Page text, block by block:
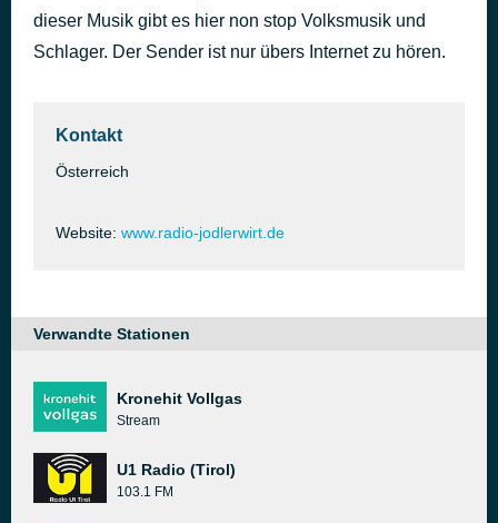
Fahr' mit mir nach Venedig
Captain Freddy
in 4 711 Sekunden
Wir kommen aus der Steiermark
dieser Musik gibt es hier non stop Volksmusik und
Schlager. Der Sender ist nur übers Internet zu hören.
Kontakt
Österreich
Website: www.radio-jodlerwirt.de
Verwandte Stationen
Kronehit Vollgas
Stream
U1 Radio (Tirol)
103.1 FM